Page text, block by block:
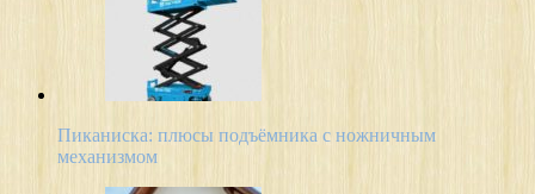
Пиканиска: плюсы подъёмника с ножничным
механизмом